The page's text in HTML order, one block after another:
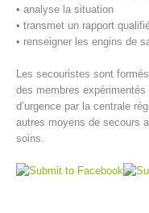
• analyse la situation
• transmet un rapport
• renseigner les engins de
Les secouristes sont
des membres
d’urgence par la centrale
autres moyens de secours
soins.